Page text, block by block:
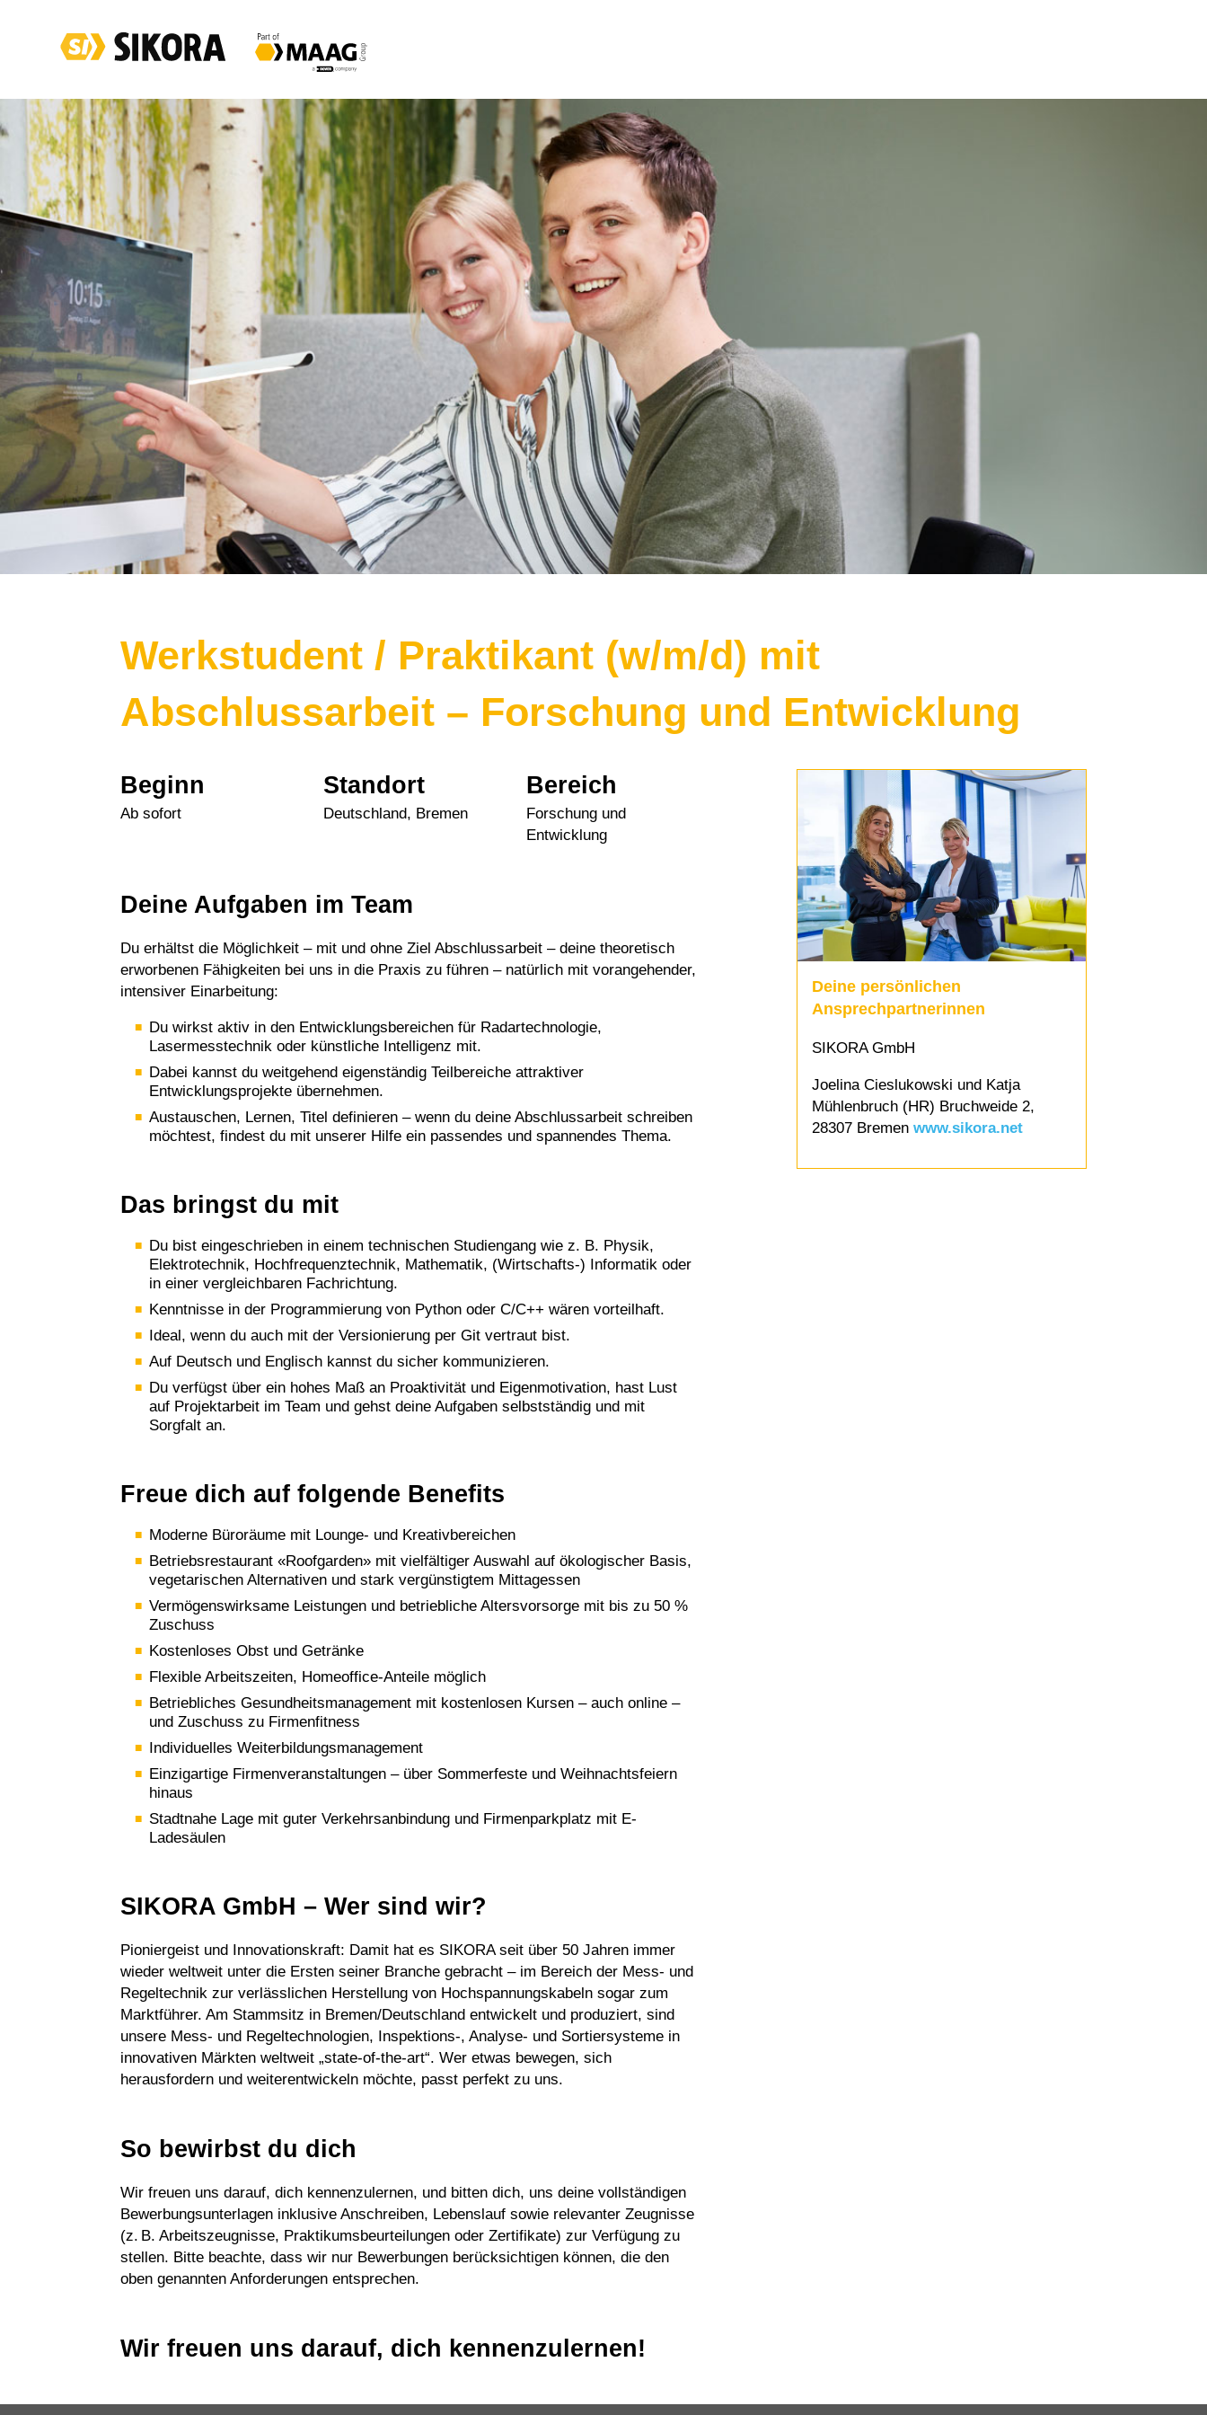
Werkstudent / Praktikant (w/m/d) mit
Abschlussarbeit – Forschung und Entwicklung
Beginn
Ab sofort
Standort
Deutschland, Bremen
Bereich
Forschung und
Entwicklung
Deine Aufgaben im Team
Du erhältst die Möglichkeit – mit und ohne Ziel Abschlussarbeit – deine theoretisch
erworbenen Fähigkeiten bei uns in die Praxis zu führen – natürlich mit vorangehender,
intensiver Einarbeitung:
Du wirkst aktiv in den Entwicklungsbereichen für Radartechnologie,
Lasermesstechnik oder künstliche Intelligenz mit.
Dabei kannst du weitgehend eigenständig Teilbereiche attraktiver
Entwicklungsprojekte übernehmen.
Austauschen, Lernen, Titel definieren – wenn du deine Abschlussarbeit schreiben
möchtest, findest du mit unserer Hilfe ein passendes und spannendes Thema.
Das bringst du mit
Du bist eingeschrieben in einem technischen Studiengang wie z. B. Physik,
Elektrotechnik, Hochfrequenztechnik, Mathematik, (Wirtschafts-) Informatik oder
in einer vergleichbaren Fachrichtung.
Kenntnisse in der Programmierung von Python oder C/C++ wären vorteilhaft.
Ideal, wenn du auch mit der Versionierung per Git vertraut bist.
Auf Deutsch und Englisch kannst du sicher kommunizieren.
Du verfügst über ein hohes Maß an Proaktivität und Eigenmotivation, hast Lust
auf Projektarbeit im Team und gehst deine Aufgaben selbstständig und mit
Sorgfalt an.
Freue dich auf folgende Benefits
Moderne Büroräume mit Lounge- und Kreativbereichen
Betriebsrestaurant «Roofgarden» mit vielfältiger Auswahl auf ökologischer Basis,
vegetarischen Alternativen und stark vergünstigtem Mittagessen
Vermögenswirksame Leistungen und betriebliche Altersvorsorge mit bis zu 50 %
Zuschuss
Kostenloses Obst und Getränke
Flexible Arbeitszeiten, Homeoffice-Anteile möglich
Betriebliches Gesundheitsmanagement mit kostenlosen Kursen – auch online –
und Zuschuss zu Firmenfitness
Individuelles Weiterbildungsmanagement
Einzigartige Firmenveranstaltungen – über Sommerfeste und Weihnachtsfeiern
hinaus
Stadtnahe Lage mit guter Verkehrsanbindung und Firmenparkplatz mit E-
Ladesäulen
SIKORA GmbH – Wer sind wir?
Pioniergeist und Innovationskraft: Damit hat es SIKORA seit über 50 Jahren immer
wieder weltweit unter die Ersten seiner Branche gebracht – im Bereich der Mess- und
Regeltechnik zur verlässlichen Herstellung von Hochspannungskabeln sogar zum
Marktführer. Am Stammsitz in Bremen/Deutschland entwickelt und produziert, sind
unsere Mess- und Regeltechnologien, Inspektions-, Analyse- und Sortiersysteme in
innovativen Märkten weltweit „state-of-the-art“. Wer etwas bewegen, sich
herausfordern und weiterentwickeln möchte, passt perfekt zu uns.
So bewirbst du dich
Wir freuen uns darauf, dich kennenzulernen, und bitten dich, uns deine vollständigen
Bewerbungsunterlagen inklusive Anschreiben, Lebenslauf sowie relevanter Zeugnisse
(z. B. Arbeitszeugnisse, Praktikumsbeurteilungen oder Zertifikate) zur Verfügung zu
stellen. Bitte beachte, dass wir nur Bewerbungen berücksichtigen können, die den
oben genannten Anforderungen entsprechen.
Wir freuen uns darauf, dich kennenzulernen!
Deine persönlichen
Ansprechpartnerinnen
SIKORA GmbH
Joelina Cieslukowski und Katja
Mühlenbruch (HR) Bruchweide 2,
28307 Bremenwww.sikora.net